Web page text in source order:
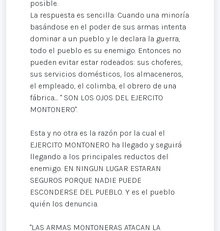
posible.
La respuesta es sencilla: Cuando una minoría
basándose en el poder de sus armas intenta
dominar a un pueblo y le declara la guerra,
todo el pueblo es su enemigo. Entonces no
pueden evitar estar rodeados: sus choferes,
sus servicios domésticos, los almaceneros,
el empleado, el colimba, el obrero de una
fábrica.... " SON LOS OJOS DEL EJERCITO
MONTONERO".
Esta y no otra es la razón por la cual el
EJERCITO MONTONERO ha llegado y seguirá
llegando a los principales reductos del
enemigo. EN NINGUN LUGAR ESTARAN
SEGUROS PORQUE NADIE PUEDE
ESCONDERSE DEL PUEBLO. Y es el pueblo
quién los denuncia.
"LAS ARMAS MONTONERAS ATACAN LA